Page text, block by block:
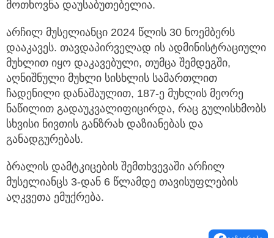
მოთხოვნა დაუსაბუთებელია.
არჩილ მუსელიანცი 2024 წლის 30 ნოემბერს
დააკავეს. თავდაპირველად ის ადმინისტრაციული
მუხლით იყო დაკავებული, თუმცა შემდეგში,
აღნიშნული მუხლი სისხლის სამართლით
ჩადენილი დანაშაულით, 187-ე მუხლის მეორე
ნაწილით გადაუკვალიფიცირდა, რაც გულისხმობს
სხვისი ნივთის განზრახ დაზიანებას და
განადგურებას.
ბრალის დამტკიცების შემთხვევაში არჩილ
მუსელიანცს 3-დან 6 წლამდე თავისუფლების
აღკვეთა ემუქრება.